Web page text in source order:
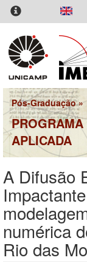
Pular
para
conteúdo
principal
Pós-Graduação»
PROGRAMA
APLICADA
A Difusão
numérica
Rio das